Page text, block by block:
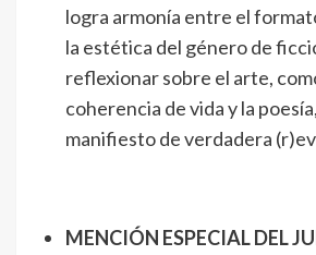
logra armonía entre el
la estética del género de
reflexionar sobre el arte,
coherencia de vida y la
manifiesto de verdadera
MENCIÓN ESPECIAL DEL